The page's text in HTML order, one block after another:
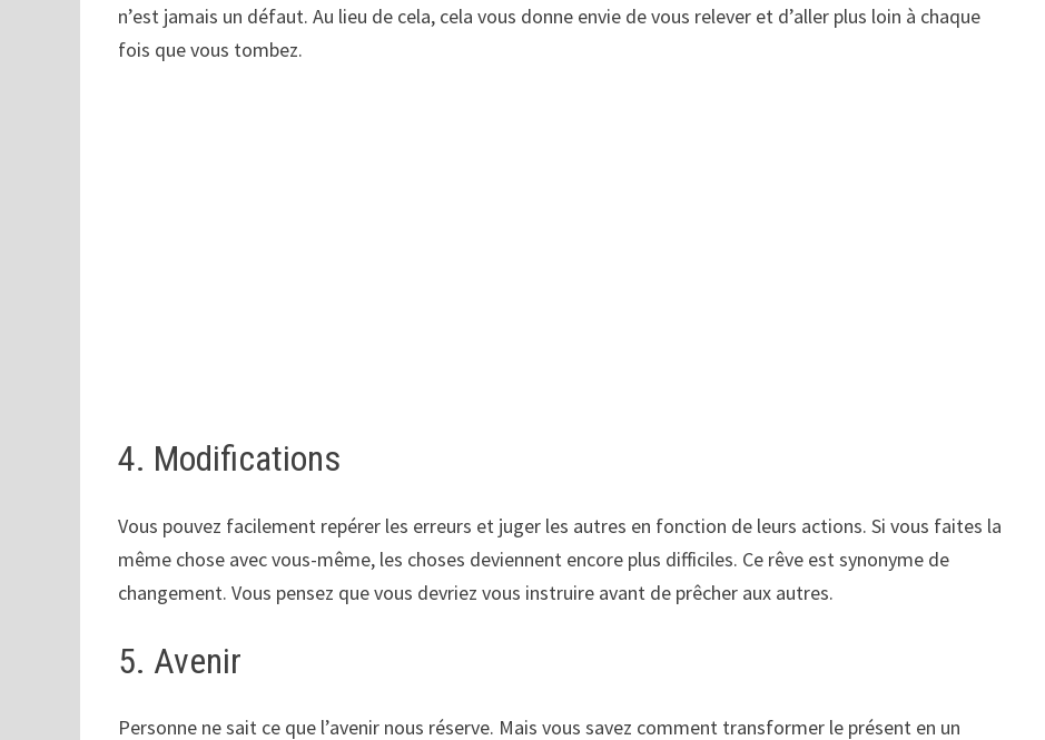
n’est jamais un défaut. Au lieu de cela, cela vous donne envie de vous relever et d’aller plus loin à chaque
fois que vous tombez.
4. Modifications
Vous pouvez facilement repérer les erreurs et juger les autres en fonction de leurs actions. Si vous faites la
même chose avec vous-même, les choses deviennent encore plus difficiles. Ce rêve est synonyme de
changement. Vous pensez que vous devriez vous instruire avant de prêcher aux autres.
5. Avenir
Personne ne sait ce que l’avenir nous réserve. Mais vous savez comment transformer le présent en un